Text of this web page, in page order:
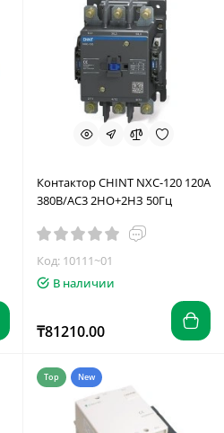
Контактор CHINT NXC-120 120A
380В/АС3 2НО+2НЗ 50Гц
Код: 10111~01
В наличии
₸81210.00
Top New